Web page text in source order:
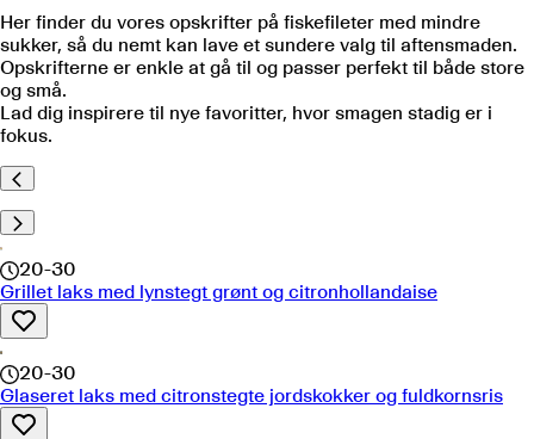
Her finder du vores opskrifter på fiskefileter med mindre
sukker, så du nemt kan lave et sundere valg til aftensmaden.
Opskrifterne er enkle at gå til og passer perfekt til både store
og små.
Lad dig inspirere til nye favoritter, hvor smagen stadig er i
fokus.
20-30
Grillet laks med lynstegt grønt og citronhollandaise
20-30
Glaseret laks med citronstegte jordskokker og fuldkornsris